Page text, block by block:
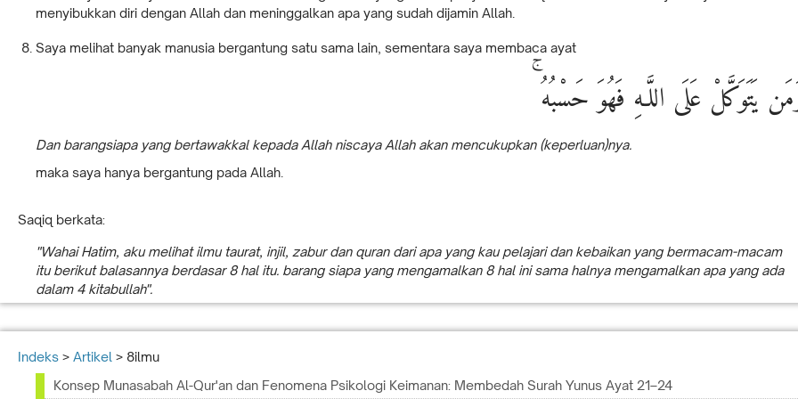
menyibukkan diri dengan Allah dan meninggalkan apa yang sudah dijamin Allah.
Saya melihat banyak manusia bergantung satu sama lain, sementara saya membaca ayat
يَتَوَكَّلْ عَلَى اللَّـهِ فَهُوَ حَسْبُهُ
Dan barangsiapa yang bertawakkal kepada Allah niscaya Allah akan mencukupkan (keperluan)nya.
maka saya hanya bergantung pada Allah.
Saqiq berkata:
"Wahai Hatim, aku melihat ilmu taurat, injil, zabur dan quran dari apa yang kau pelajari dan kebaikan yang bermacam-macam
itu berikut balasannya berdasar 8 hal itu. barang siapa yang mengamalkan 8 hal ini sama halnya mengamalkan apa yang ada
dalam 4 kitabullah".
Indeks > Artikel > 8ilmu
Konsep Munasabah Al-Qur'an dan Fenomena Psikologi Keimanan: Membedah Surah Yunus Ayat 21–24